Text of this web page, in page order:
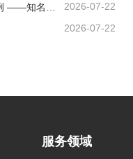
一百分商务外语及跨文化领导力汽车行业培训案例 ——知名汽车出海企业国际化营销人才英语应用能力强化实践 2026-07-22
2026-07-22
服务领域